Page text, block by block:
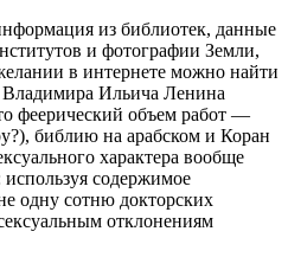
из библиотек, данные
и фотографии Земли,
в интернете можно найти
Ильича Ленина
феерический объем работ —
библию на арабском и Коран
характера вообще
содержимое
одну сотню докторских
отклонениям